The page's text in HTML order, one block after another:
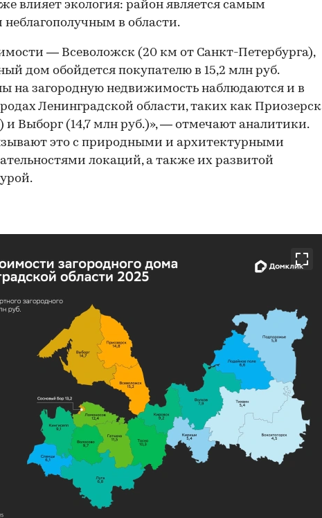
влияет экология: район является самым
неблагополучным в области.
— Всеволожск (20 км от Санкт-Петербурга),
дом обойдется покупателю в 15,2 млн руб.
на загородную недвижимость наблюдаются и в
Ленинградской области, таких как Приозерск
и Выборг (14,7 млн руб.)», — отмечают аналитики.
это с природными и архитектурными
локаций, а также их развитой